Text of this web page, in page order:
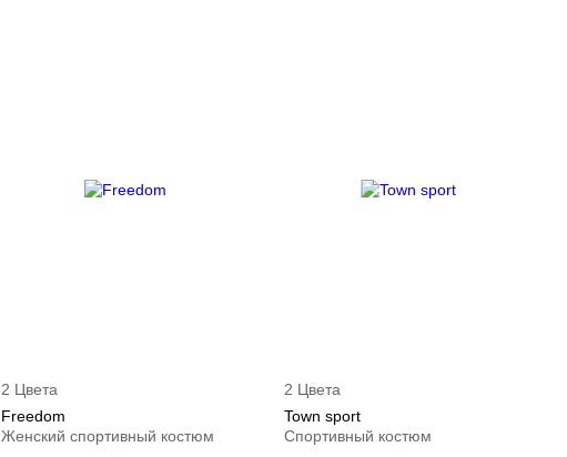
2 Цвета
Freedom
Женский спортивный костюм
2 Цвета
Town sport
Спортивный костюм